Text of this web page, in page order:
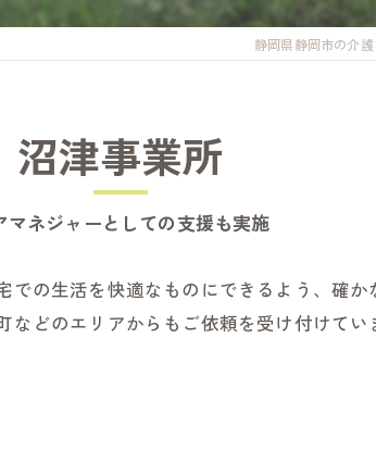
静岡県静岡市の介
沼津事業所
マネジャーとしての支援も実施
の生活を快適なものにできるよう、確か
どのエリアからもご依頼を受け付けて